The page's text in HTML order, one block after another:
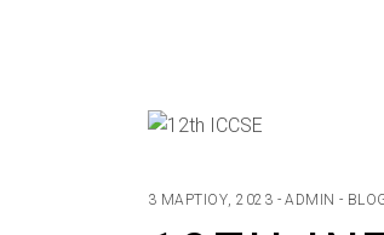
3 ΜΑΡΤΊΟΥ, 2023 ADMIN